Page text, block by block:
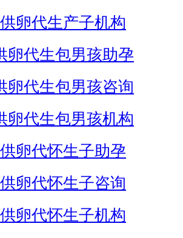
卵代生产子机构
卵代生包男孩助孕
卵代生包男孩咨询
卵代生包男孩机构
卵代怀生子助孕
卵代怀生子咨询
卵代怀生子机构